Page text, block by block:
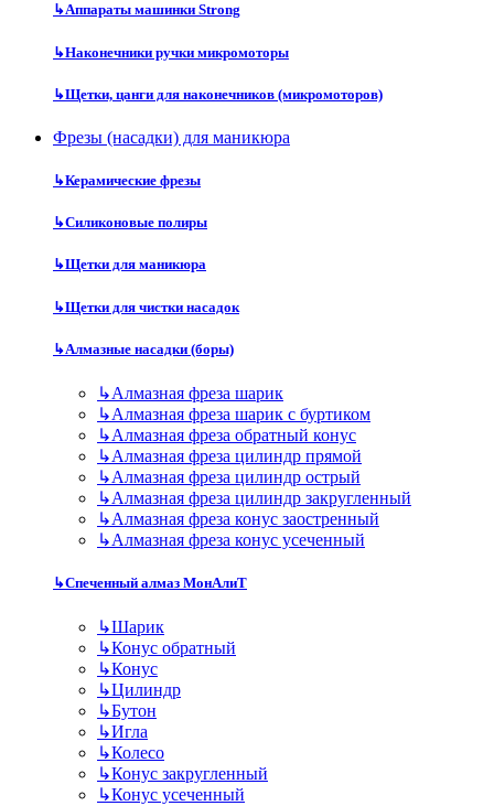
↳Аппараты машинки Strong
↳Наконечники ручки микромоторы
↳Щетки, цанги для наконечников (микромоторов)
Фрезы (насадки) для маникюра
↳Керамические фрезы
↳Силиконовые полиры
↳Щетки для маникюра
↳Щетки для чистки насадок
↳Алмазные насадки (боры)
↳Алмазная фреза шарик
↳Алмазная фреза шарик с буртиком
↳Алмазная фреза обратный конус
↳Алмазная фреза цилиндр прямой
↳Алмазная фреза цилиндр острый
↳Алмазная фреза цилиндр закругленный
↳Алмазная фреза конус заостренный
↳Алмазная фреза конус усеченный
↳Спеченный алмаз МонАлиТ
↳Шарик
↳Конус обратный
↳Конус
↳Цилиндр
↳Бутон
↳Игла
↳Колесо
↳Конус закругленный
↳Конус усеченный